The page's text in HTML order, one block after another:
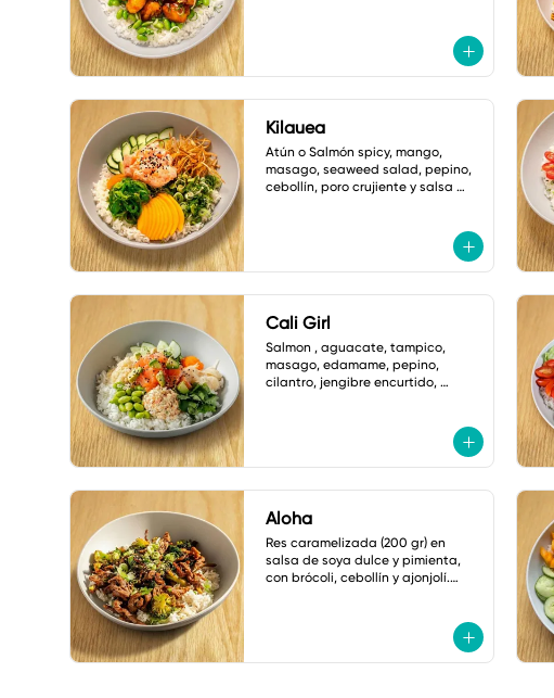
Kilauea
Atún o Salmón spicy, mango,
masago, seaweed salad, pepino,
cebollín, poro crujiente y salsa
Cali Girl
Salmon , aguacate, tampico,
masago, edamame, pepino,
cilantro, jengibre encurtido,
Aloha
Res caramelizada (200 gr) en
salsa de soya dulce y pimienta,
con brócoli, cebollín y ajonjolí.